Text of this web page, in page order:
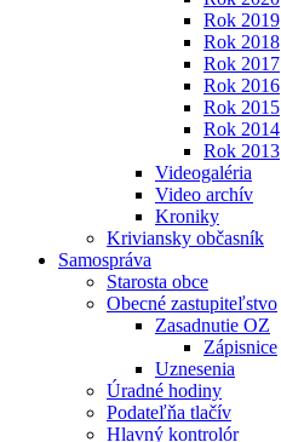
Rok 2019
Rok 2018
Rok 2017
Rok 2016
Rok 2015
Rok 2014
Rok 2013
Videogaléria
Video archív
Kroniky
Kriviansky občasník
Samospráva
Starosta obce
Obecné zastupiteľstvo
Zasadnutie OZ
Zápisnice
Uznesenia
Úradné hodiny
Podateľňa tlačív
Hlavný kontrolór